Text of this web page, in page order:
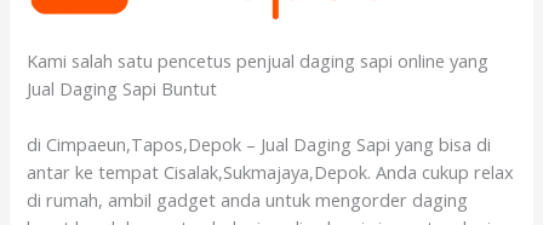
Kami salah satu pencetus penjual daging sapi online yang
Jual Daging Sapi Buntut
di Cimpaeun,Tapos,Depok – Jual Daging Sapi yang bisa di
antar ke tempat Cisalak,Sukmajaya,Depok. Anda cukup relax
di rumah, ambil gadget anda untuk mengorder daging